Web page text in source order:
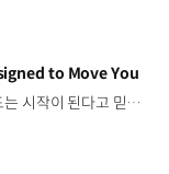
to Move You
우리는 움직임이 영감을 만드는 시작이 된다고 믿습니다. 기아만의 Movement로 당신의 일상에 영감을 더해줄 2026 Kia Collection을 만나보세요. Designed to move you. Kia Collection 자세히 보기 ▶ #Kia #기아 #KiaCollection #기아컬렉션 #Designedtomoveyou #lifestyle